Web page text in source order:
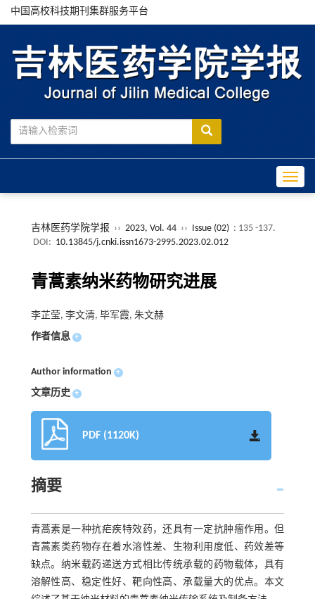
中国高校科技期刊集群服务平台
吉林医药学院学报 ›› 2023, Vol. 44 ›› Issue (02) : 135 -137.
DOI: 10.13845/j.cnki.issn1673-2995.2023.02.012
青蒿素纳米药物研究进展
李芷莹, 李文清, 毕军霞, 朱文赫
作者信息 +
Author information +
文章历史 +
PDF (1120K)
摘要
青蒿素是一种抗疟疾特效药，还具有一定抗肿瘤作用。但
青蒿素类药物存在着水溶性差、生物利用度低、药效差等
缺点。纳米载药递送方式相比传统承载的药物载体，具有
溶解性高、稳定性好、靶向性高、承载量大的优点。本文